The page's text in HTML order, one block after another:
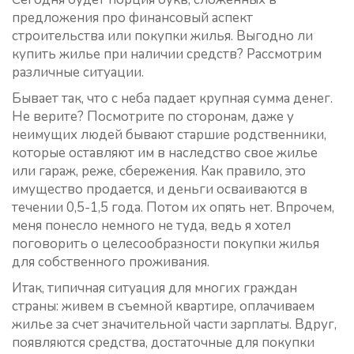
предложения про финансовый аспект
строительства или покупки жилья. Выгодно ли
купить жилье при наличии средств? Рассмотрим
различные ситуации.
Бывает так, что с неба падает крупная сумма денег.
Не верите? Посмотрите по сторонам, даже у
неимущих людей бывают старшие родственники,
которые оставляют им в наследство свое жилье
или гараж, реже, сбережения. Как правило, это
имущество продается, и деньги осваиваются в
течении 0,5-1,5 года. Потом их опять нет. Впрочем,
меня понесло немного не туда, ведь я хотел
поговорить о целесообразности покупки жилья
для собственного проживания.
Итак, типичная ситуация для многих граждан
страны: живем в съемной квартире, оплачиваем
жилье за счет значительной части зарплаты. Вдруг,
появляются средства, достаточные для покупки